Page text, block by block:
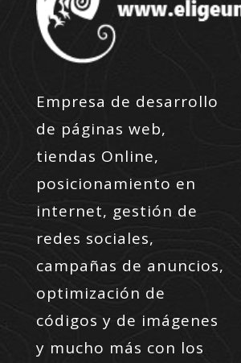
Empresa de desarrollo
de páginas web,
tiendas Online,
posicionamiento en
internet, gestión de
redes sociales,
campañas de anuncios,
optimización de
códigos y de imágenes
y mucho más con los